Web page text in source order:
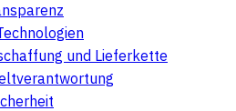
und Lieferkette